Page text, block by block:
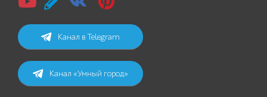
Канал в Telegram
Канал «Умный город»